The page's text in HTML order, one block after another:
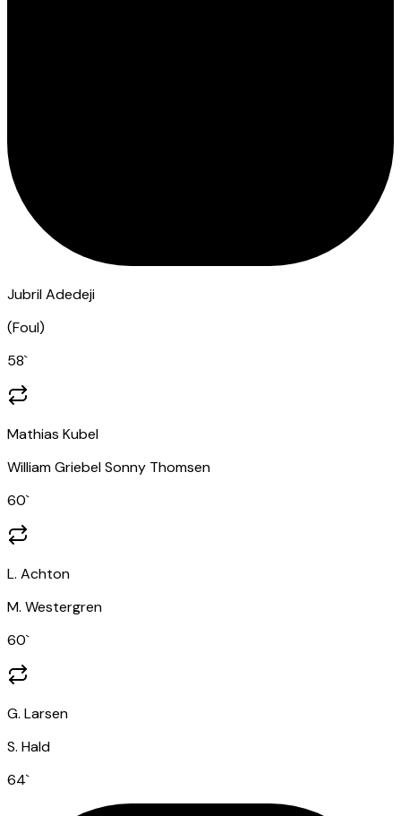
Jubril Adedeji
(Foul)
58`
Mathias Kubel
William Griebel Sonny Thomsen
60`
L. Achton
M. Westergren
60`
G. Larsen
S. Hald
64`